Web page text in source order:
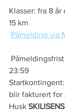
Klasser: fra 8 år
15 km
Påmelding via
23:59
blir fakturert for
Husk SKILISENS